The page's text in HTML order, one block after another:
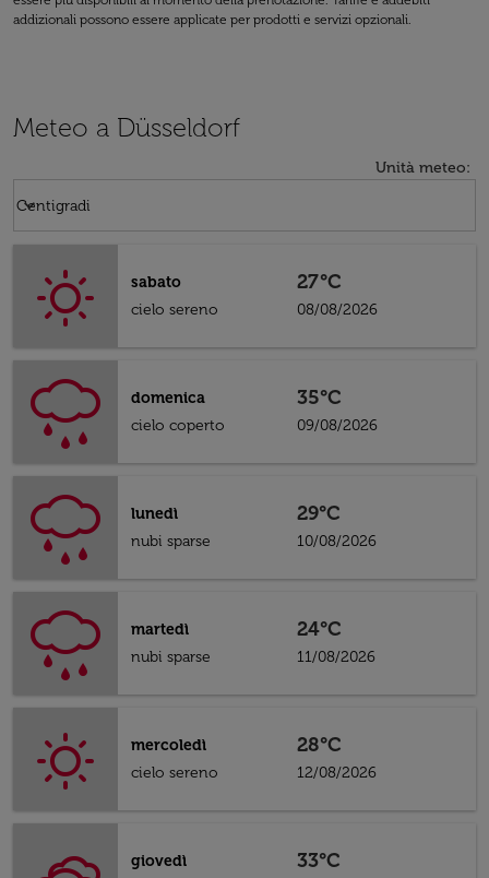
addizionali possono essere applicate per prodotti e servizi opzionali.
Meteo a Düsseldorf
Unità meteo:
Centigradi
keyboard_arrow_down
sabato
cielo sereno
27°C
08/08/2026
domenica
cielo coperto
35°C
09/08/2026
lunedì
nubi sparse
29°C
10/08/2026
martedì
nubi sparse
24°C
11/08/2026
mercoledì
cielo sereno
28°C
12/08/2026
giovedì
33°C